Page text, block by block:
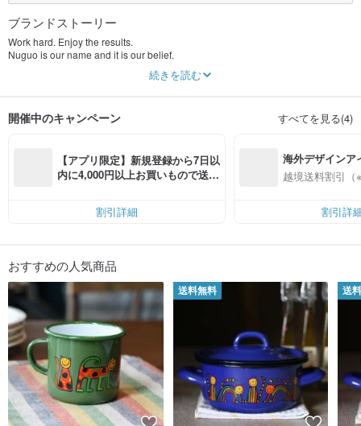
ブランドストーリー
Work hard. Enjoy the results.
Nuguo is our name and it is our belief.
Everyone's life is worth living in a better way.
comfortable
On this planet, you can find ingenious intelligence and objects for you.
Whether it is . . . style home. Recreational groceries. Meal eater. Small things.
I hope to add more to the world, if you design through your beautiful mind.
続きを読む
開催中のキャンペーン すべてを見る(4)
【アプリ限定】新規登録から7日以
内に4,000円以上お買いもので送料
割引詳細
海外デザインア
入
越境送料割引（
割引詳
おすすめの人気商品
送料無料 送